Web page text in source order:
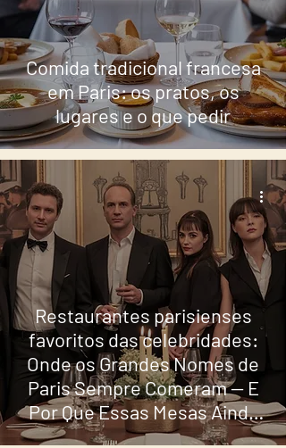
Comida tradicional francesa
em Paris: os pratos, os
lugares e o que pedir
Restaurantes parisienses
favoritos das celebridades:
Onde os Grandes Nomes de
Paris Sempre Comeram — E
Por Que Essas Mesas Ainda
Importam